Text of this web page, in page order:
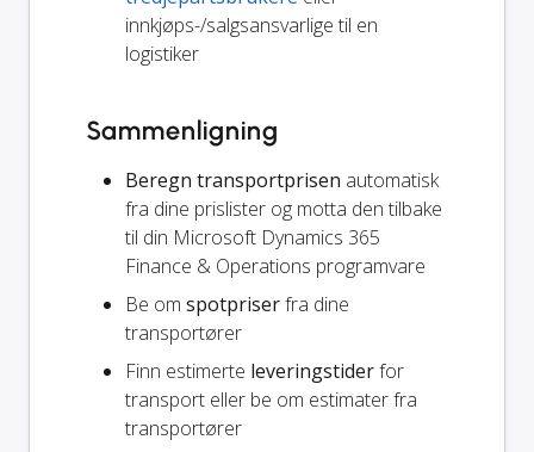
innkjøps-/salgsansvarlige til en
logistiker
Sammenligning
Beregn transportprisen automatisk
fra dine prislister og motta den tilbake
til din Microsoft Dynamics 365
Finance & Operations programvare
Be om spotpriserfra dine
transportører
Finn estimerte leveringstiderfor
transport eller be om estimater fra
transportører